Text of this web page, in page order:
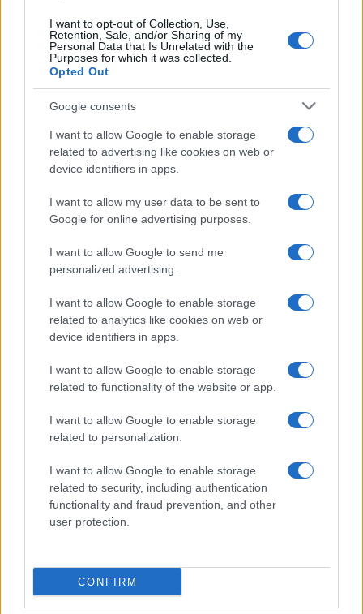
I want to opt-out of Collection, Use,
Retention, Sale, and/or Sharing of my
Personal Data that Is Unrelated with the
Purposes for which it was collected.
Opted Out
Google consents
I want to allow Google to enable storage
related to advertising like cookies on web or
device identifiers in apps.
I want to allow my user data to be sent to
Google for online advertising purposes.
I want to allow Google to send me
personalized advertising.
I want to allow Google to enable storage
related to analytics like cookies on web or
device identifiers in apps.
I want to allow Google to enable storage
related to functionality of the website or app.
I want to allow Google to enable storage
related to personalization.
I want to allow Google to enable storage
related to security, including authentication
functionality and fraud prevention, and other
user protection.
CONFIRM
Notizie in tempo reale?
Entra nel canale telegram di
Ricevi le nostre ultime news
daGoogle News
Condividi l'articolo
F
a
ce
b
o
o
k
T
w
it
te
r
Pi
n
te
re
st
W
h
at
s
A
p
p
S
a
re
Articolo precedente
Prossimo articolo
Sangue, musica e solidarietà con Avis Olbia al
Delta Center
Meteo Olbia 9 agosto, temperature in calo